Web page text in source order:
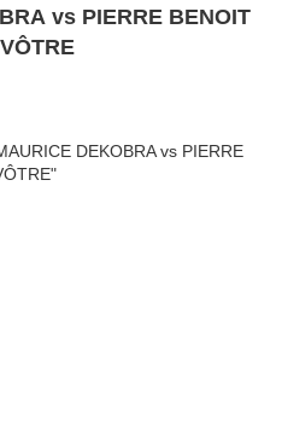
vs PIERRE BENOIT